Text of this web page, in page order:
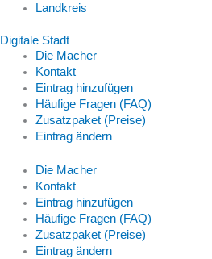
Landkreis
Digitale Stadt
Die Macher
Kontakt
Eintrag hinzufügen
Häufige Fragen (FAQ)
Zusatzpaket (Preise)
Eintrag ändern
Die Macher
Kontakt
Eintrag hinzufügen
Häufige Fragen (FAQ)
Zusatzpaket (Preise)
Eintrag ändern